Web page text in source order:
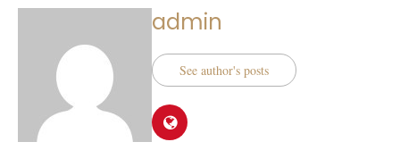
admin
See author's posts